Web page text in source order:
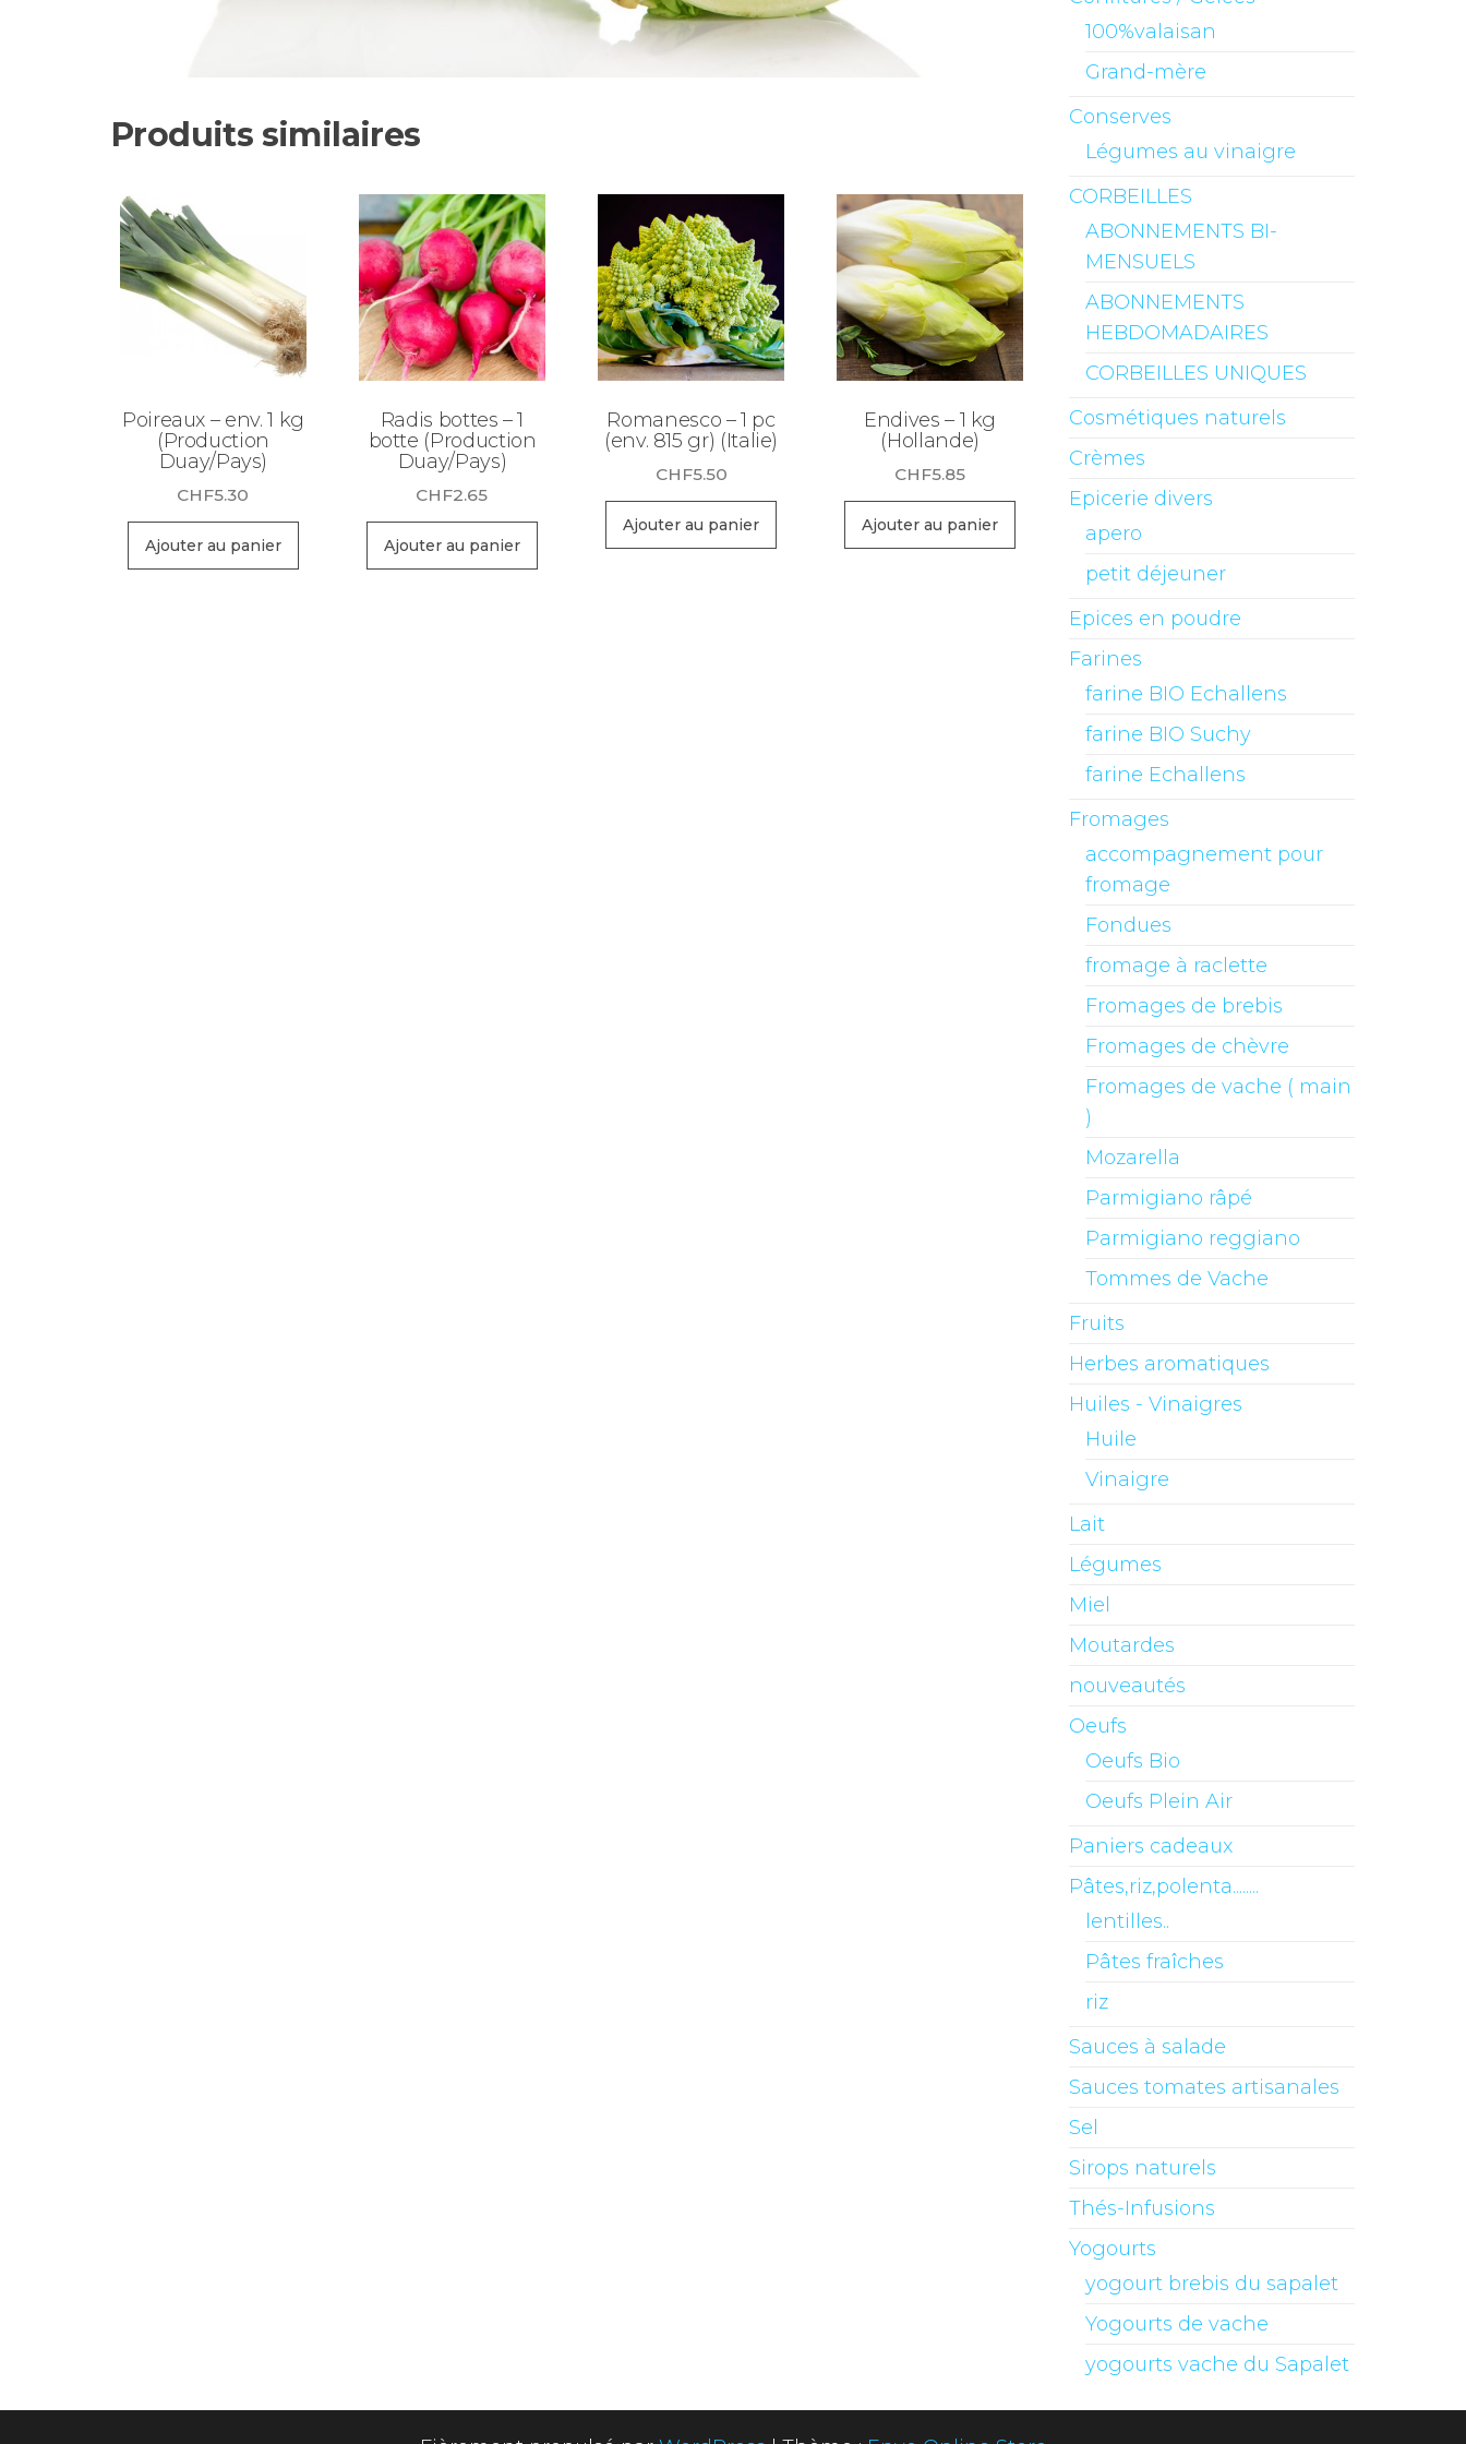
Produits similaires
Poireaux – env. 1 kg
(Production
Duay/Pays)
CHF5.30
Ajouter au panier
Radis bottes – 1
botte (Production
Duay/Pays)
CHF2.65
Ajouter au panier
Romanesco – 1 pc
(env. 815 gr) (Italie)
CHF5.50
Ajouter au panier
Endives – 1 kg
(Hollande)
CHF5.85
Ajouter au panier
100%valaisan
Grand-mère
Conserves
Légumes au vinaigre
CORBEILLES
ABONNEMENTS BI-
MENSUELS
ABONNEMENTS
HEBDOMADAIRES
CORBEILLES UNIQUES
Cosmétiques naturels
Crèmes
Epicerie divers
apero
petit déjeuner
Epices en poudre
Farines
farine BIO Echallens
farine BIO Suchy
farine Echallens
Fromages
accompagnement pour
fromage
Fondues
fromage à raclette
Fromages de brebis
Fromages de chèvre
Fromages de vache ( main
)
Mozarella
Parmigiano râpé
Parmigiano reggiano
Tommes de Vache
Fruits
Herbes aromatiques
Huiles - Vinaigres
Huile
Vinaigre
Lait
Légumes
Miel
Moutardes
nouveautés
Oeufs
Oeufs Bio
Oeufs Plein Air
Paniers cadeaux
Pâtes,riz,polenta........
lentilles..
Pâtes fraîches
riz
Sauces à salade
Sauces tomates artisanales
Sel
Sirops naturels
Thés-Infusions
Yogourts
yogourt brebis du sapalet
Yogourts de vache
yogourts vache du Sapalet